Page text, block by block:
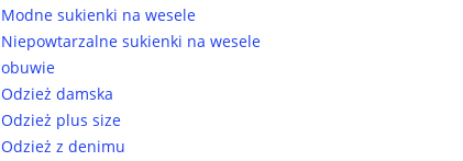
Modne sukienki na wesele
Niepowtarzalne sukienki na wesele
obuwie
Odzież damska
Odzież plus size
Odzież z denimu